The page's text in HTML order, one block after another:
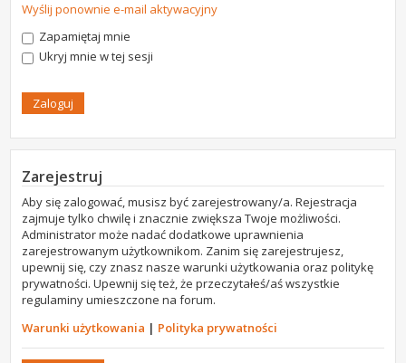
Wyślij ponownie e-mail aktywacyjny
Zapamiętaj mnie
Ukryj mnie w tej sesji
Zarejestruj
Aby się zalogować, musisz być zarejestrowany/a. Rejestracja
zajmuje tylko chwilę i znacznie zwiększa Twoje możliwości.
Administrator może nadać dodatkowe uprawnienia
zarejestrowanym użytkownikom. Zanim się zarejestrujesz,
upewnij się, czy znasz nasze warunki użytkowania oraz politykę
prywatności. Upewnij się też, że przeczytałeś/aś wszystkie
regulaminy umieszczone na forum.
Warunki użytkowania | Polityka prywatności